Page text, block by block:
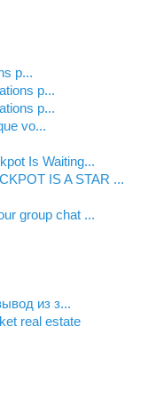
p...
p...
p...
vo...
Is Waiting...
IS A STAR ...
group chat ...
из з...